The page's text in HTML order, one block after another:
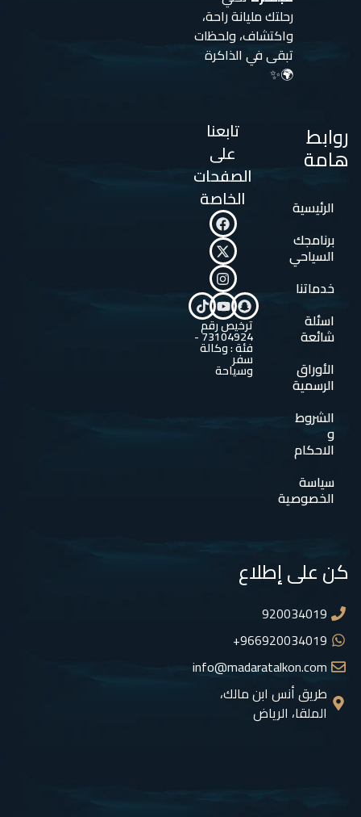
رحلتك مليانة راحة،
واكتشاف، ولحظات
تبقى في الذاكرة
🌍✨
روابط
هامة
الرئيسية
برنامجك
السياحي
خدماتنا
اسئلة
شائعة
الأوراق
الرسمية
الشروط
و
الاحكام
سياسة
الخصوصية
تابعنا
على
الصفحات
الخاصة
ترخيص رقم
73104924 -
فئة : وكالة
سفر
وسياحة
كن على إطلاع
920034019
966920034019+
info@madaratalkon.com
طريق أنس ابن مالك،
الملقا، الرياض